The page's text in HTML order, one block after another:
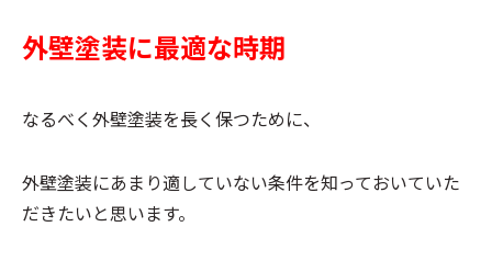
外壁塗装に最適な時期
なるべく外壁塗装を長く保つために、
外壁塗装にあまり適していない条件を知っておいていた
だきたいと思います。